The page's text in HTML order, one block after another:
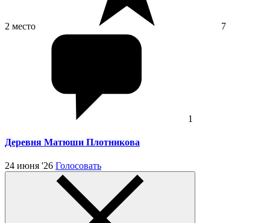
2 место 7
1
Деревня Матюши Плотникова
24 июня '26 Голосовать